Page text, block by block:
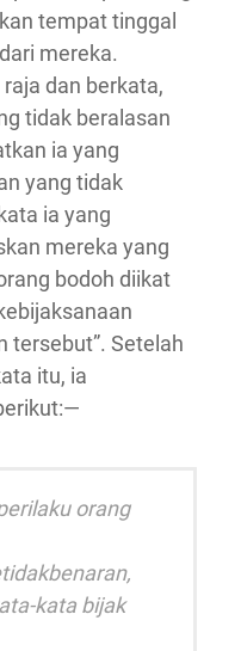
tempat tinggal
mereka.
dan berkata,
tidak beralasan
ia yang
yang tidak
ia yang
mereka yang
bodoh diikat
tersebut”. Setelah
itu, ia
orang
kata bijak